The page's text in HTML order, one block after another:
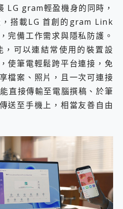
LG gram輕盈機身的同時，
搭載LG 首創的gram Link
完備工作需求與隱私防護。
可以連結常使用的裝置設
使筆電輕鬆跨平台連接，免
檔案、照片，且一次可連接
直接傳輸至電腦撰稿、於筆
送至手機上，相當友善自由